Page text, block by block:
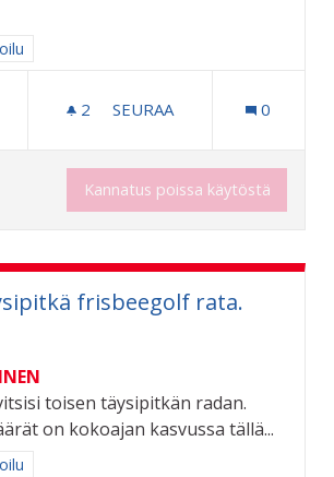
mukaan: Liikunta ja ulkoilu
2 2 SEURAAJAA
SEURAA 0
Kannatus poissa käytöstä
frisbeegolf rata.
toisen täysipitkän radan.
on kokoajan kasvussa tällä...
mukaan: Liikunta ja ulkoilu